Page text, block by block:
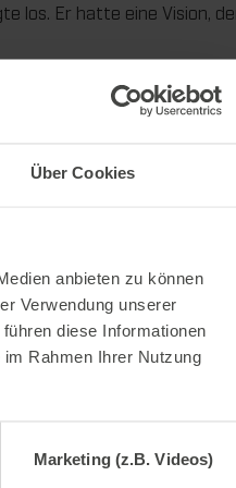
Über Cookies
anbieten zu können
Verwendung unserer
diese Informationen
Rahmen Ihrer Nutzung
Marketing (z.B. Videos)
los. Er hatte eine Vision,
Gebäude-Anbau in
in Europa
von einem ehemaligen
gezündet, aber am Anfang
es zu der Zeit natürlich
USA wäre sehr teuer
in Stuttgart. Dort war zu
der Technologie aus.
Firma Coherent doch aus
die notwendige Stabilität
gebracht und
vermieden werden,